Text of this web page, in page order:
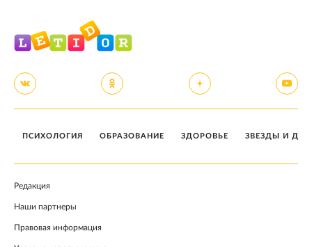
ПСИХОЛОГИЯ ОБРАЗОВАНИЕ ЗДОРОВЬЕ ЗВЕЗДЫ И
Редакция
Наши партнеры
Правовая информация